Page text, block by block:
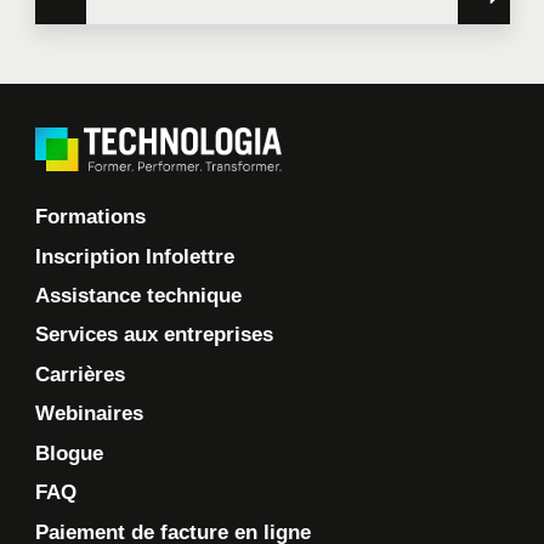
Formations
Inscription Infolettre
Assistance technique
Services aux entreprises
Carrières
Webinaires
Blogue
FAQ
Paiement de facture en ligne